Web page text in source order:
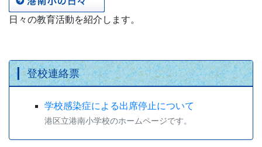
日々の教育活動を紹介します。
登校連絡票
学校感染症による出席停止について
港区立港南小学校のホームページです。